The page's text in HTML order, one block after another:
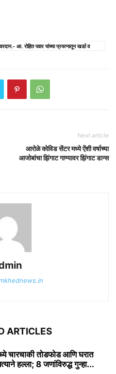
आ. रोहित पवार यांच्या प्रयत्नातून खर्डा व
Next article
आरोळे कोविड सेंटर मध्ये ऐंशी वर्षाच्या
आजोबांचा झिंगाट गाण्यावर झिंगाट डान्स
ARTICLES
चारचाकी तोडफोड आणि घरात
हल्ला; 8 जणांविरुद्ध गुन्हा...